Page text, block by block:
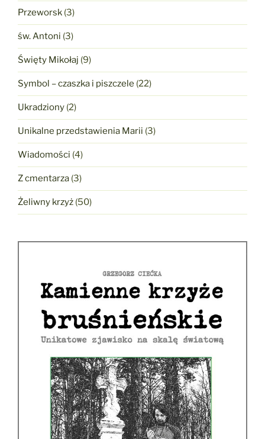
Przeworsk (3)
św. Antoni (3)
Święty Mikołaj (9)
Symbol – czaszka i piszczele (22)
Ukradziony (2)
Unikalne przedstawienia Marii (3)
Wiadomości (4)
Z cmentarza (3)
Żeliwny krzyż (50)